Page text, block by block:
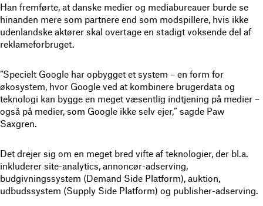
Han fremførte, at danske medier og mediabureauer burde se
hinanden mere som partnere end som modspillere, hvis ikke
udenlandske aktører skal overtage en stadigt voksende del af
reklameforbruget.
“Specielt Google har opbygget et system – en form for
økosystem, hvor Google ved at kombinere brugerdata og
teknologi kan bygge en meget væsentlig indtjening på medier –
også på medier, som Google ikke selv ejer,” sagde Paw
Saxgren.
Det drejer sig om en meget bred vifte af teknologier, der bl.a.
inkluderer site-analytics, annoncør-adserving,
budgivningssystem (Demand Side Platform), auktion,
udbudssystem (Supply Side Platform) og publisher-adserving.